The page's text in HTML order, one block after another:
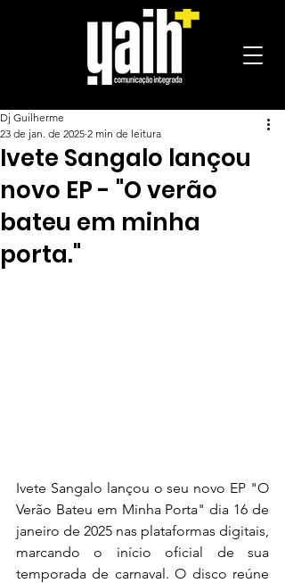
Ivete Sangalo lançou
novo EP - "O verão
bateu em minha
porta."
Dj Guilherme
23 de jan. de 2025 2 min de leitura
Ivete Sangalo lançou o seu novo EP "O
Verão Bateu em Minha Porta" dia 16 de
janeiro de 2025 nas plataformas digitais,
marcando o início oficial de sua
temporada de carnaval. O disco reúne